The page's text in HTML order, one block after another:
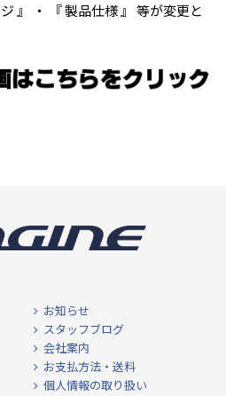
』 ・ 『 製品仕様 』 等が変更と
お知らせ
スタッフブログ
会社案内
お支払方法・送料
個人情報の取り扱い